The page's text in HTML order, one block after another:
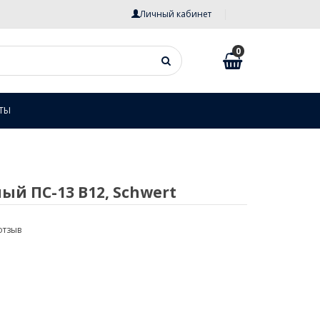
Личный кабинет
0
ПС-13 В12, Schwert